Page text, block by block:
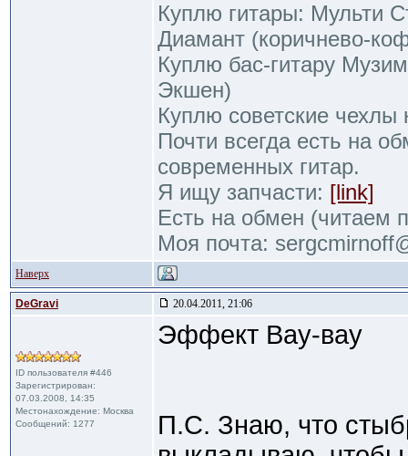
Куплю гитары: Мульти
Диамант (коричнево-
Куплю бас-гитару
Экшен)
Куплю советские чехлы
Почти всегда есть на
современных гитар.
Я ищу запчасти: [link]
Есть на обмен (читаем
Моя почта:
Наверх
DeGravi 20.04.2011, 21:06
ID пользователя #446
Зарегистрирован:
07.03.2008, 14:35
Местонахождение: Москва
Сообщений: 1277
Эффект Вау-вау
П.С. Знаю, что